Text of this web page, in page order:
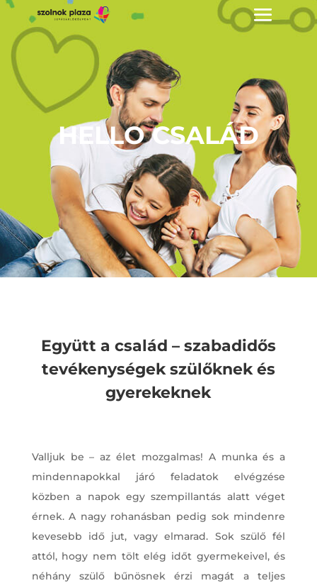
HELLO CSALÁD
Együtt a család – szabadidős
tevékenységek szülőknek és
gyerekeknek
Valljuk be – az élet mozgalmas! A munka és a
mindennapokkal járó feladatok elvégzése
közben a napok egy szempillantás alatt véget
érnek. A nagy rohanásban pedig sok mindenre
kevesebb idő jut, vagy elmarad. Sok szülő fél
attól, hogy nem tölt elég időt gyermekeivel, és
néhány szülő bűnösnek érzi magát a teljes